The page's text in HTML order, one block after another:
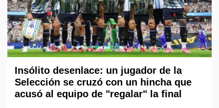
Insólito desenlace: un jugador de la
Selección se cruzó con un hincha que
acusó al equipo de "regalar" la final